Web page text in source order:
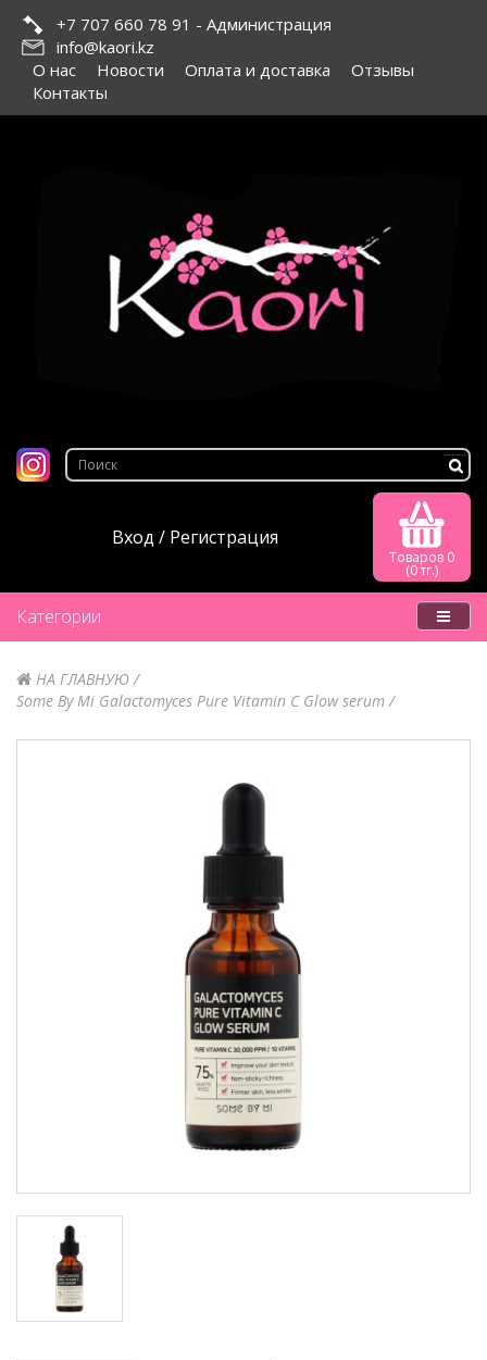
+7 707 660 78 91 - Администрация
info@kaori.kz
О нас
Новости Оплата и доставка
Отзывы
Контакты
Вход Регистрация
Товаров 0
(0 тг.)
Категории
НА ГЛАВНУЮ
Some By Mi Galactomyces Pure Vitamin C Glow serum